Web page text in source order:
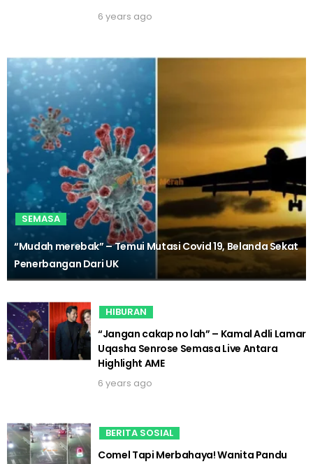
6 years ago
SEMASA
“Mudah merebak” – Temui Mutasi Covid 19, Belanda Sekat
Penerbangan Dari UK
HIBURAN
“Jangan cakap no lah” – Kamal Adli Lamar
Uqasha Senrose Semasa Live Antara
Highlight AME
6 years ago
BERITA SOSIAL
Comel Tapi Merbahaya! Wanita Pandu